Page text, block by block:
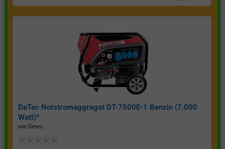
DeTec Notstromaggregat DT-7500E-1 Benzin (7.000
Watt)*
von Detec.